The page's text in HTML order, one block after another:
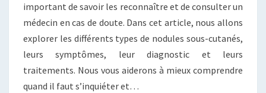
important de savoir les reconnaître et de consulter un
médecin en cas de doute. Dans cet article, nous allons
explorer les différents types de nodules sous-cutanés,
leurs symptômes, leur diagnostic et leurs
traitements. Nous vous aiderons à mieux comprendre
quand il faut s’inquiéter et…